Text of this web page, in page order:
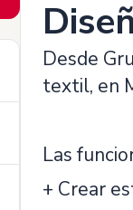
Desde
textil, en
Las
+ Crear